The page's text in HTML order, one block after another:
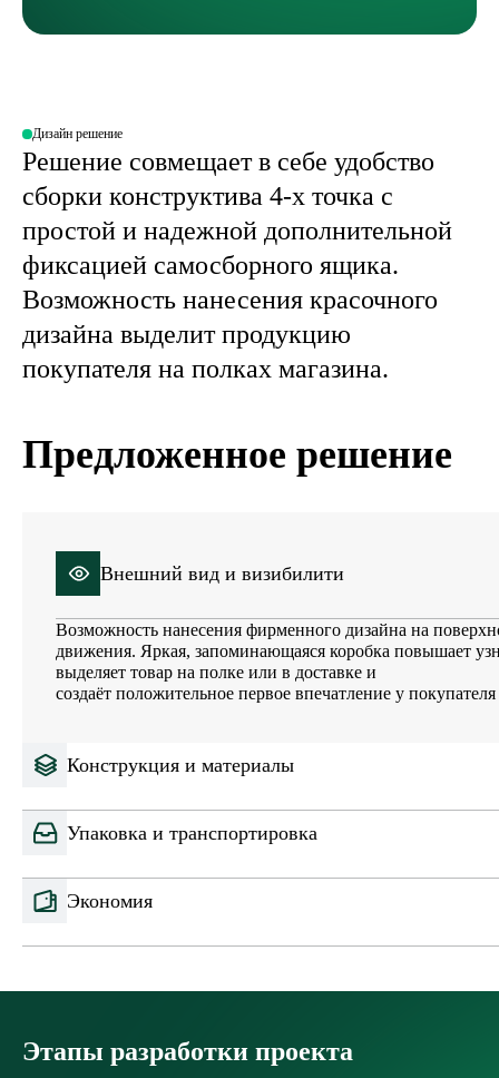
Дизайн решение
Решение совмещает в себе удобство
сборки конструктива 4-х точка с
простой и надежной дополнительной
фиксацией самосборного ящика.
Возможность нанесения красочного
дизайна выделит продукцию
покупателя на полках магазина.
Предложенное решение
Внешний вид и визибилити
Возможность нанесения фирменного дизайна на
движения. Яркая, запоминающаяся коробка повышает
выделяет товар на полке или в доставке и
создаёт положительное первое впечатление у покупателя
Конструкция и материалы
Упаковка и транспортировка
Экономия
Этапы разработки проекта